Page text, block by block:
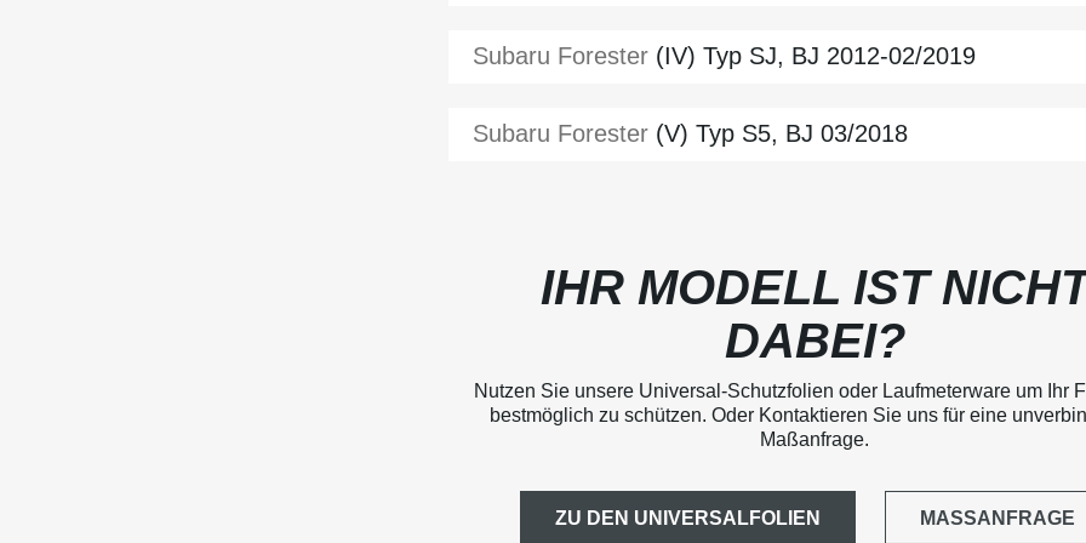
Subaru Forester (IV) Typ SJ, BJ 2012-02/2019
Subaru Forester (V) Typ S5, BJ 03/2018
IHR MODELL IST
DABEI?
Nutzen Sie unsere Universal-Schutzfolien oder Laufmeterware um Ihr
bestmöglich zu schützen. Oder Kontaktieren Sie uns für eine
Maßanfrage.
ZU DEN UNIVERSALFOLIEN MASSANFRAGE